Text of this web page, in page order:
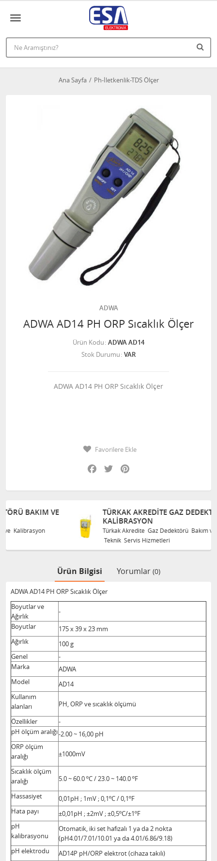
Ana Sayfa Ph-İletkenlik-TDS Ölçer
ADWA
ADWA AD14 PH ORP Sıcaklık Ölçer
Ürün Kodu ADWA AD14
Stok Durumu VAR
ADWA AD14 PH ORP Sıcaklık Ölçer
Favorilere Ekle
Facebook
Twitter
TÜRKAK AKREDITE GAZ DEDEKTÖRÜ BAKIM VE
KALIBRASYON
Türkak Akredite Gaz Dedektörü Bakım ve Kalibrasyon
Teknik Servis Hizmetleri
Ürün Bilgisi Yorumlar (0)
ADWA AD14 PH ORP Sıcaklık Ölçer
Boyutlar ve
Ağırlık
-
Boyutlar
175 x 39 x 23 mm
Ağırlık
100 g
Genel
-
Marka
ADWA
Model
AD14
Kullanım
alanları
PH, ORP ve sıcaklık ölçümü
Özellikler
-
pH ölçüm aralığı-2.00 ~ 16,00 pH
ORP ölçüm
aralığı
±1000mV
Sıcaklık ölçüm
aralığı
5.0 ~ 60.0 ºC / 23.0 ~ 140.0 ºF
Hassasiyet
0,01pH ; 1mV ; 0,1ºC / 0,1ºF
Hata payı
±0,01pH ; ±2mV ; ±0,5ºC/±1ºF
pH
kalibrasyonu
Otomatik, iki set hafızalı 1 ya da 2 nokta
(pH4.01/7.01/10.01 ya da 4.01/6.86/9.18)
pH elektrodu
AD14P pH/ORP elektrot (cihaza takılı)